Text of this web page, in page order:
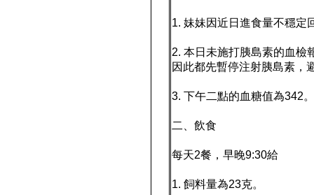
1. 妹妹因近日進食量不穩定
2. 本日未施打胰島素的血檢
因此都先暫停注射胰島素，
3. 下午二點的血糖值為342
二、飲食
每天2餐，早晚9:30給
1. 飼料量為23克。